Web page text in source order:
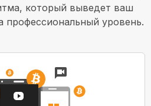
который выведет ваш
профессиональный уровень.